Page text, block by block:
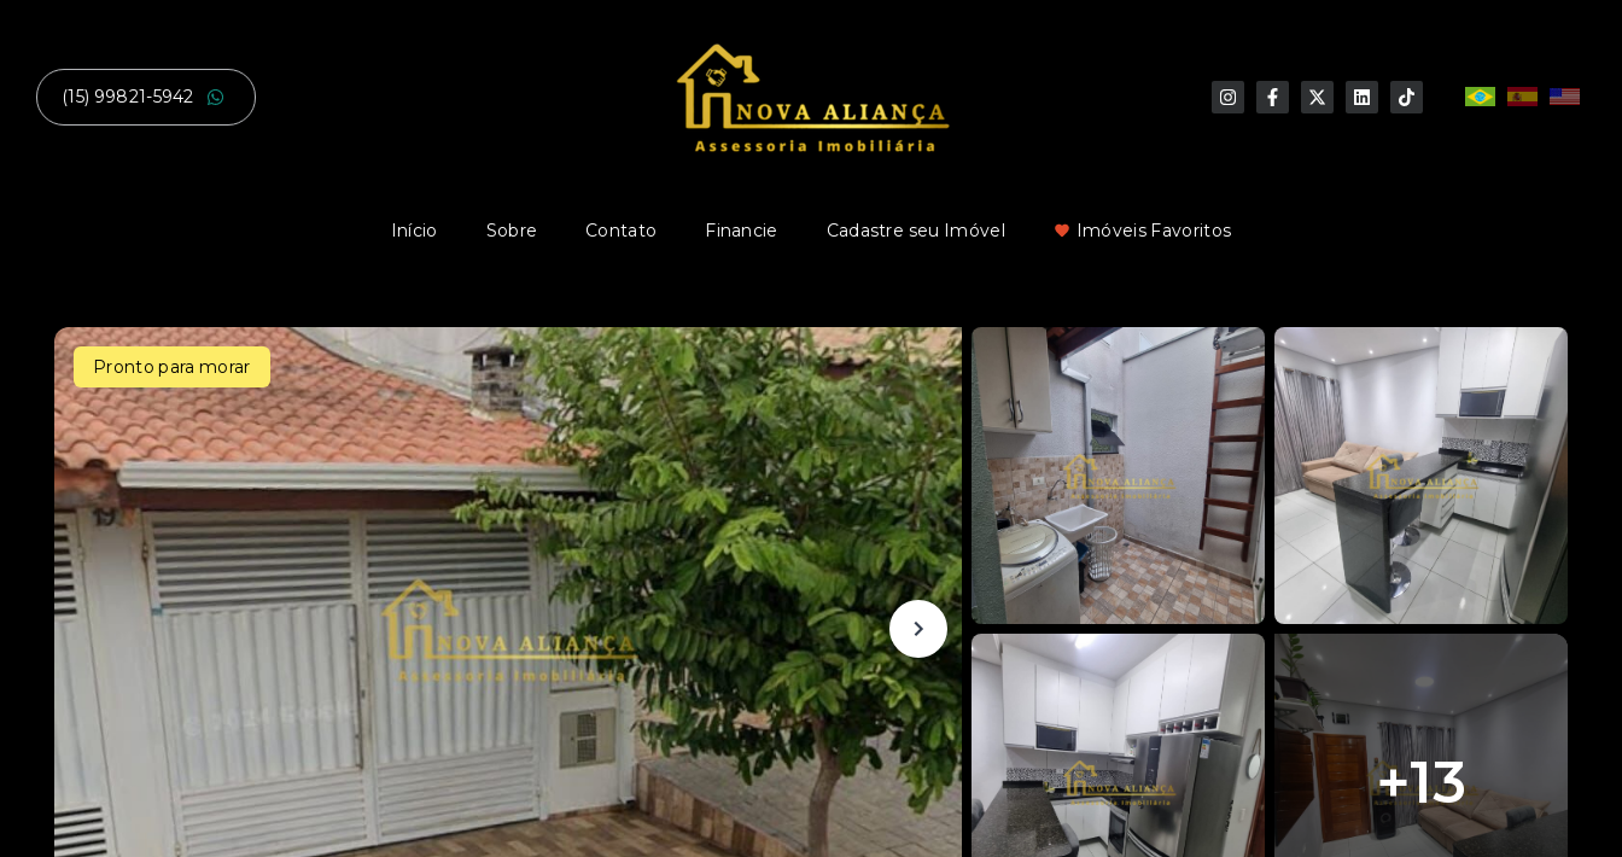
(15) 99821-5942
Início Sobre Contato Financie Cadastre seu Imóvel Imóveis Favoritos
Pronto para morar
+13